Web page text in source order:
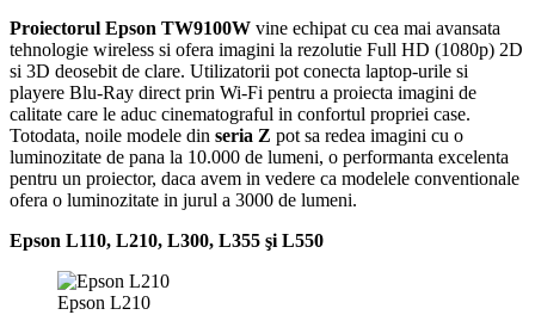
Proiectorul Epson TW9100W vine echipat cu cea mai avansata
tehnologie wireless si ofera imagini la rezolutie Full HD (1080p) 2D
si 3D deosebit de clare. Utilizatorii pot conecta laptop-urile si
playere Blu-Ray direct prin Wi-Fi pentru a proiecta imagini de
calitate care le aduc cinematograful in confortul propriei case.
Totodata, noile modele din seria Z pot sa redea imagini cu o
luminozitate de pana la 10.000 de lumeni, o performanta excelenta
pentru un proiector, daca avem in vedere ca modelele conventionale
ofera o luminozitate in jurul a 3000 de lumeni.
Epson L110, L210, L300, L355 şi L550
Epson L210